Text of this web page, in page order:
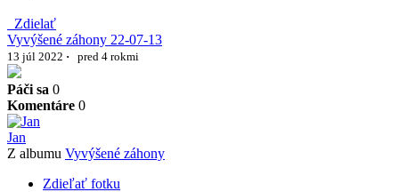
Zdielať
Vyvýšené záhony 22-07-13
13 júl 2022 · pred 4 rokmi
Páči sa 0
Komentáre 0
Jan
Z albumu Vyvýšené záhony
Zdieľať fotku